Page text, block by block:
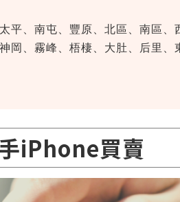
平、南屯、豐原、北區、南區、
、霧峰、梧棲、大肚、后里、
iPhone買賣